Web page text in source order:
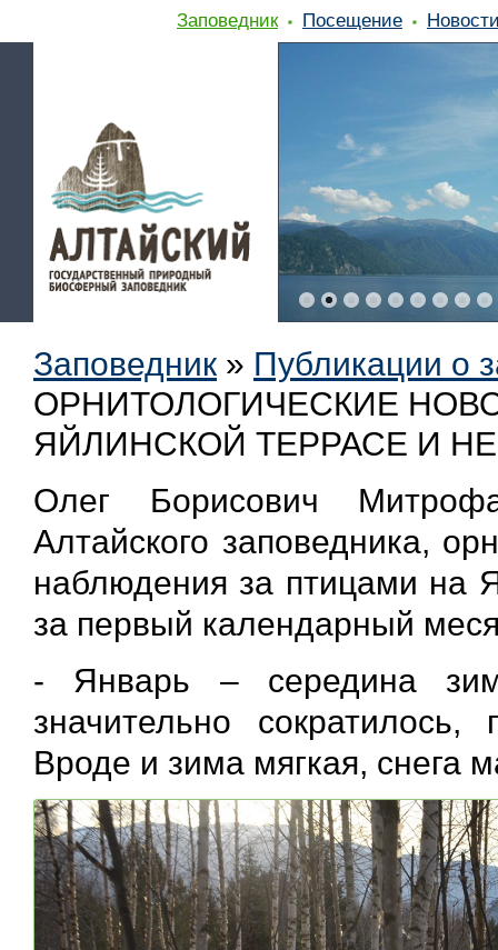
Заповедник Посещение
Заповедник » Публикации о
ОРНИТОЛОГИЧЕСКИЕ
ЯЙЛИНСКОЙ ТЕРРАСЕ И НЕ
Олег Борисович
Алтайского заповедника,
наблюдения за птицами на
за первый календарный
- Январь – середина
значительно
Вроде и зима мягкая, снега